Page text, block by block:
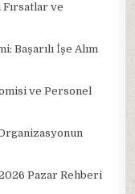
Fırsatlar ve
Başarılı İşe Alım
ve Personel
Pazar Rehberi